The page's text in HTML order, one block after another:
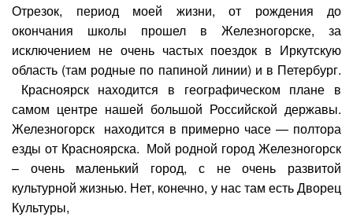
Отрезок, период моей жизни, от рождения до
окончания школы прошел в Железногорске, за
исключением не очень частых поездок в Иркутскую
область (там родные по папиной линии) и в Петербург.
Красноярск находится в географическом плане в
самом центре нашей большой Российской державы.
Железногорск находится в примерно часе — полтора
езды от Красноярска. Мой родной город Железногорск
– очень маленький город, с не очень развитой
культурной жизнью. Нет, конечно, у нас там есть Дворец
Культуры,